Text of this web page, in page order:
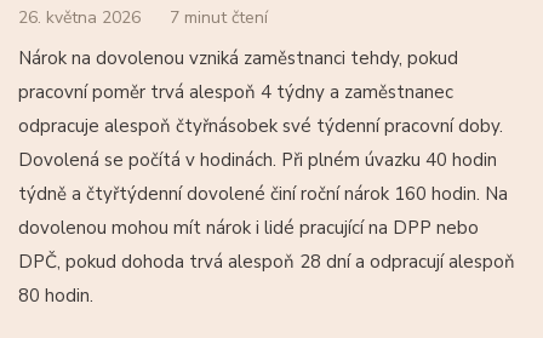
26. května 2026 7 minut čtení
Nárok na dovolenou vzniká zaměstnanci tehdy, pokud
pracovní poměr trvá alespoň 4 týdny a zaměstnanec
odpracuje alespoň čtyřnásobek své týdenní pracovní doby.
Dovolená se počítá v hodinách. Při plném úvazku 40 hodin
týdně a čtyřtýdenní dovolené činí roční nárok 160 hodin. Na
dovolenou mohou mít nárok i lidé pracující na DPP nebo
DPČ, pokud dohoda trvá alespoň 28 dní a odpracují alespoň
80 hodin.